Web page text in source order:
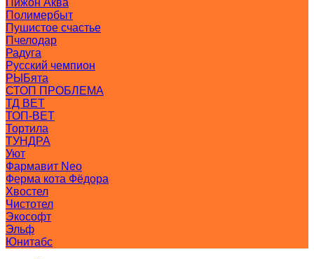
Пижон Аква
Полимербыт
Пушистое счастье
Пчелодар
Радуга
Русский чемпион
РЫБята
СТОП ПРОБЛЕМА
ТД ВЕТ
ТОП-ВЕТ
Тортила
ТУНДРА
Уют
Фармавит Neo
Ферма кота Фёдора
Хвостел
Чистотел
Экософт
Эльф
Юнитабс